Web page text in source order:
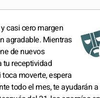
casi cero margen
agradable. Mientras
de nuevos
tu receptividad
moverte, espera
todo el mes, te ayudarán a